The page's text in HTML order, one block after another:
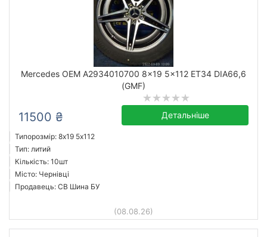
Mercedes OEM A2934010700 8x19 5x112 ET34 DIA66,6
(GMF)
11500 ₴ Детальніше
Типорозмір: 8x19 5х112
Тип: литий
Кількість: 10шт
Місто: Чернівці
Продавець: СВ Шина БУ
(08.08.26)